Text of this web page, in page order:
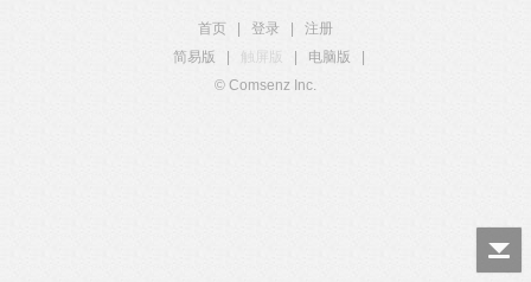
首页 登录
注册
简易版
触屏版 电脑版
© Comsenz Inc.